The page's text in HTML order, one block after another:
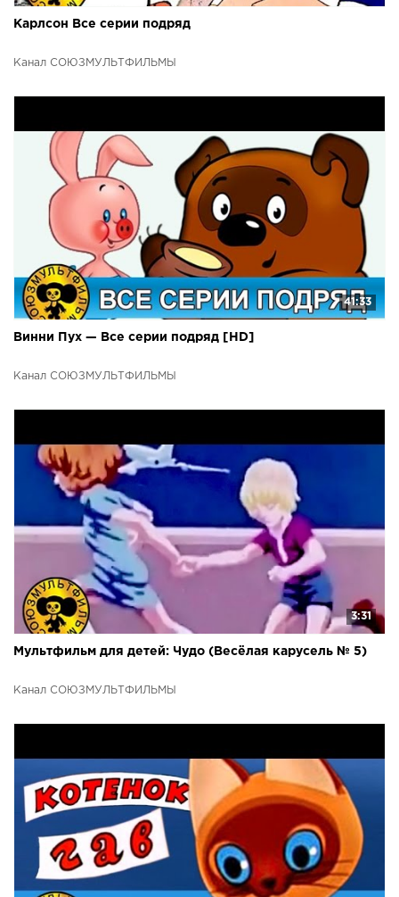
Карлсон Все серии подряд
Канал СОЮЗМУЛЬТФИЛЬМЫ
41:33
Винни Пух — Все серии подряд [HD]
Канал СОЮЗМУЛЬТФИЛЬМЫ
3:31
Мультфильм для детей: Чудо (Весёлая карусель № 5)
Канал СОЮЗМУЛЬТФИЛЬМЫ